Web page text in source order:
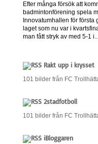
Efter många försök att
badmintonförening spela
Innovatumhallen för första
laget som nu var i
man fått stryk av med 5-1
Rakt upp i krysset
101 bilder från FC
2stadfotboll
101 bilder från FC
iBloggaren